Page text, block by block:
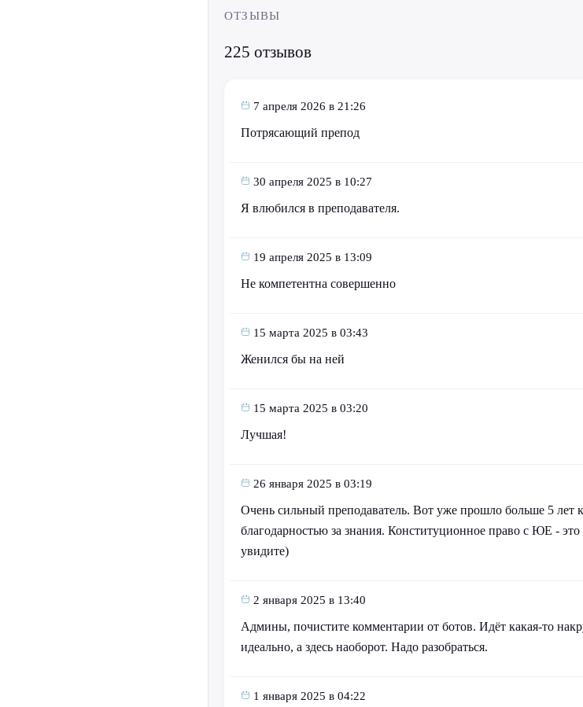
ОТЗЫВЫ
225 отзывов
7 апреля 2026 в 21:26
Потрясающий препод
30 апреля 2025 в 10:27
Я влюбился в преподавателя.
19 апреля 2025 в 13:09
Не компетентна совершенно
15 марта 2025 в 03:43
Женился бы на ней
15 марта 2025 в 03:20
Лучшая!
26 января 2025 в 03:19
Очень сильный преподаватель. Вот уже прошло больше 5 лет
благодарностью за знания. Конституционное право с ЮЕ - это
увидите)
2 января 2025 в 13:40
Админы, почистите комментарии от ботов. Идёт какая-то
идеально, а здесь наоборот. Надо разобраться.
1 января 2025 в 04:22